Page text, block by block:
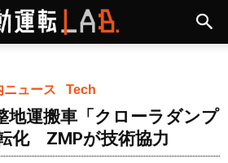
ニュース Tech
地運搬車「クローラダンプ
化 ZMPが技術協力